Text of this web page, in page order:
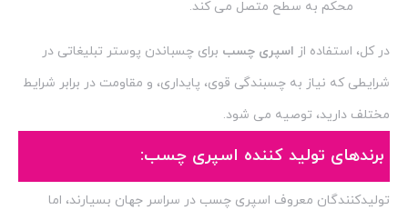
محکم به سطح متصل می کند.
در کل، استفاده از اسپری چسب برای چسباندن پوستر تبلیغاتی در
شرایطی که نیاز به چسبندگی قوی، پایداری، و مقاومت در برابر شرایط
مختلف دارید، توصیه می شود.
برندهای تولید کننده اسپری چسب:
تولیدکنندگان معروف اسپری چسب در سراسر جهان بسیارند، اما